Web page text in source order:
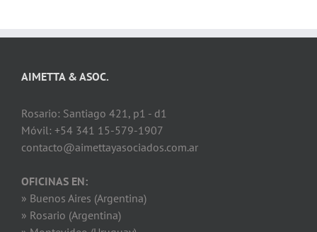
AIMETTA & ASOC.
Rosario: Santiago 421, p1 - d1
Móvil: +54 341 15-579-1907
contacto@aimettayasociados.com.ar
OFICINAS EN:
» Buenos Aires (Argentina)
» Rosario (Argentina)